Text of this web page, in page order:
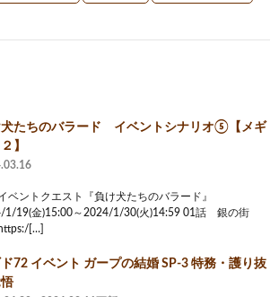
犬たちのバラード イベントシナリオ⑤【メギ
】
ベントクエスト『負け犬たちのバラード』
1/19(金)15:00～2024/1/30(火)14:59 01話 銀の街
[…]
ド72 イベント ガープの結婚 SP-3 特務・護り抜